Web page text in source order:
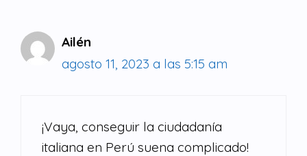
Ailén
agosto 11, 2023 a las 5:15 am
¡Vaya, conseguir la ciudadanía
italiana en Perú suena complicado!